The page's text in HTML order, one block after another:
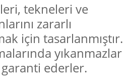
tekneleri ve
zararlı
için tasarlanmıştır.
yıkanmazlar
garanti ederler.